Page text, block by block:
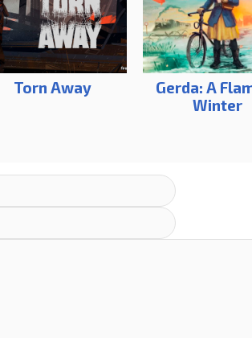
Torn Away
Gerda: A
Winter